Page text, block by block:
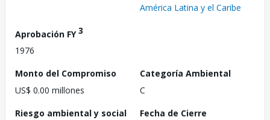
América Latina y el Caribe
Aprobación FY3
1976
Monto del Compromiso
US$ 0.00 millones
Categoría Ambiental
C
Riesgo ambiental y social
Fecha de Cierre